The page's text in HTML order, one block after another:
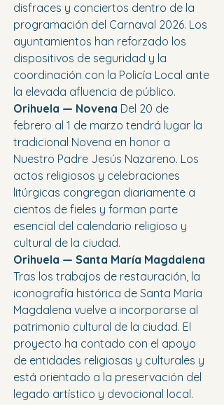
disfraces y conciertos dentro de la
programación del Carnaval 2026. Los
ayuntamientos han reforzado los
dispositivos de seguridad y la
coordinación con la Policía Local ante
la elevada afluencia de público.
Orihuela — Novena Del 20 de
febrero al 1 de marzo tendrá lugar la
tradicional Novena en honor a
Nuestro Padre Jesús Nazareno. Los
actos religiosos y celebraciones
litúrgicas congregan diariamente a
cientos de fieles y forman parte
esencial del calendario religioso y
cultural de la ciudad.
Orihuela — Santa María Magdalena
Tras los trabajos de restauración, la
iconografía histórica de Santa María
Magdalena vuelve a incorporarse al
patrimonio cultural de la ciudad. El
proyecto ha contado con el apoyo
de entidades religiosas y culturales y
está orientado a la preservación del
legado artístico y devocional local.